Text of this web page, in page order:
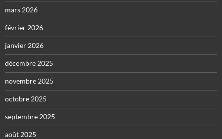
mars 2026
février 2026
janvier 2026
décembre 2025
novembre 2025
octobre 2025
septembre 2025
août 2025